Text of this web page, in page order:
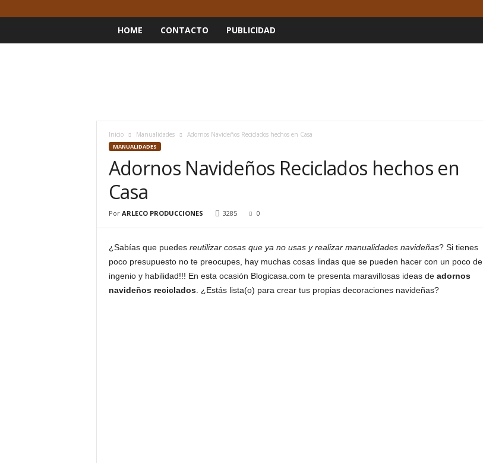
HOME CONTACTO PUBLICIDAD
Inicio Manualidades Adornos Navideños Reciclados hechos en Casa
MANUALIDADES
Adornos Navideños Reciclados hechos en
Casa
Por ARLECO PRODUCCIONES 3285 0
¿Sabías que puedes reutilizar cosas que ya no usas y realizar manualidades navideñas? Si tienes
poco presupuesto no te preocupes, hay muchas cosas lindas que se pueden hacer con un poco de
ingenio y habilidad!!! En esta ocasión Blogicasa.com te presenta maravillosas ideas de adornos
navideños reciclados. ¿Estás lista(o) para crear tus propias decoraciones navideñas?